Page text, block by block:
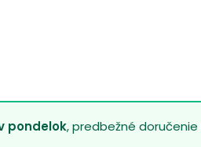
pondelok, predbežné doručenie